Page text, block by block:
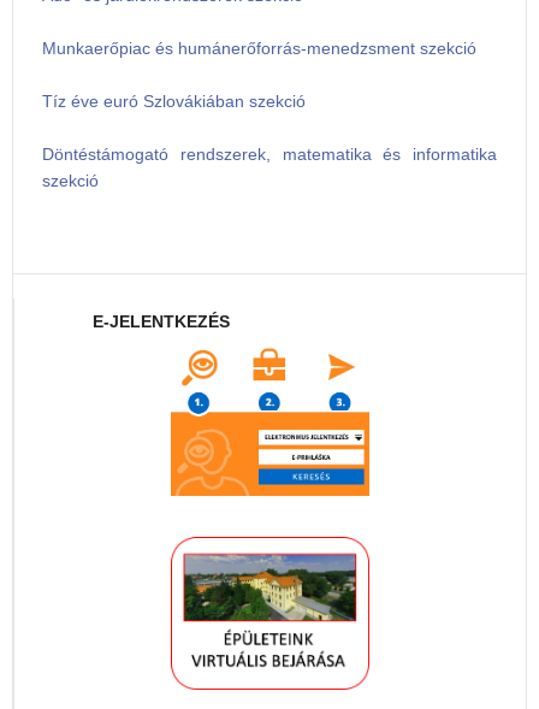
Munkaerőpiac és humánerőforrás-menedzsment szekció
Tíz éve euró Szlovákiában szekció
Döntéstámogató rendszerek, matematika és informatika
szekció
E-JELENTKEZÉS